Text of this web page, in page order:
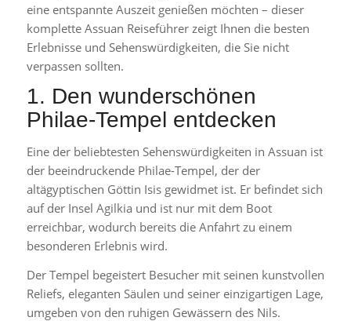
eine entspannte Auszeit genießen möchten – dieser
komplette Assuan Reiseführer zeigt Ihnen die besten
Erlebnisse und Sehenswürdigkeiten, die Sie nicht
verpassen sollten.
1. Den wunderschönen
Philae-Tempel entdecken
Eine der beliebtesten Sehenswürdigkeiten in Assuan ist
der beeindruckende Philae-Tempel, der der
altägyptischen Göttin Isis gewidmet ist. Er befindet sich
auf der Insel Agilkia und ist nur mit dem Boot
erreichbar, wodurch bereits die Anfahrt zu einem
besonderen Erlebnis wird.
Der Tempel begeistert Besucher mit seinen kunstvollen
Reliefs, eleganten Säulen und seiner einzigartigen Lage,
umgeben von den ruhigen Gewässern des Nils.